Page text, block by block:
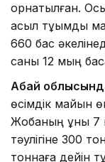
орнатылған.
асыл тұқымды
660 бас
саны 12 мың
Абай
өсімдік майын
Жобаның құны 7
тәулігіне 300
тоннаға дейін